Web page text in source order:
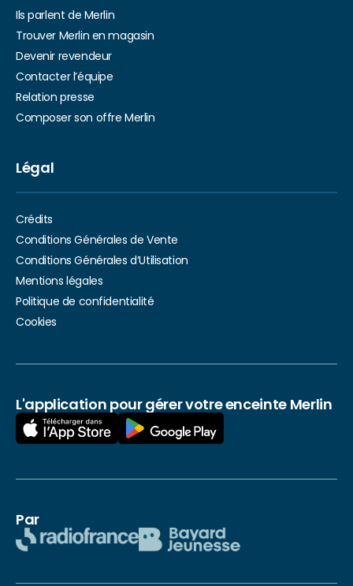
Ils parlent de Merlin
Trouver Merlin en magasin
Devenir revendeur
Contacter l’équipe
Relation presse
Composer son offre Merlin
Légal
Crédits
Conditions Générales de Vente
Conditions Générales d’Utilisation
Mentions légales
Politique de confidentialité
Cookies
L'application pour gérer votre enceinte Merlin
Par